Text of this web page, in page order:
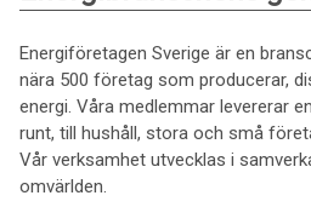
Energiföretagen Sverige är en
nära 500 företag som producerar,
energi. Våra medlemmar levererar
runt, till hushåll, stora och små
Vår verksamhet utvecklas i
omvärlden.